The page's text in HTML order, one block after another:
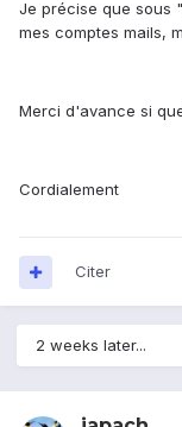
Je précise que sous
mes comptes mails,
Merci d'avance si
Cordialement
Citer
2 weeks later...